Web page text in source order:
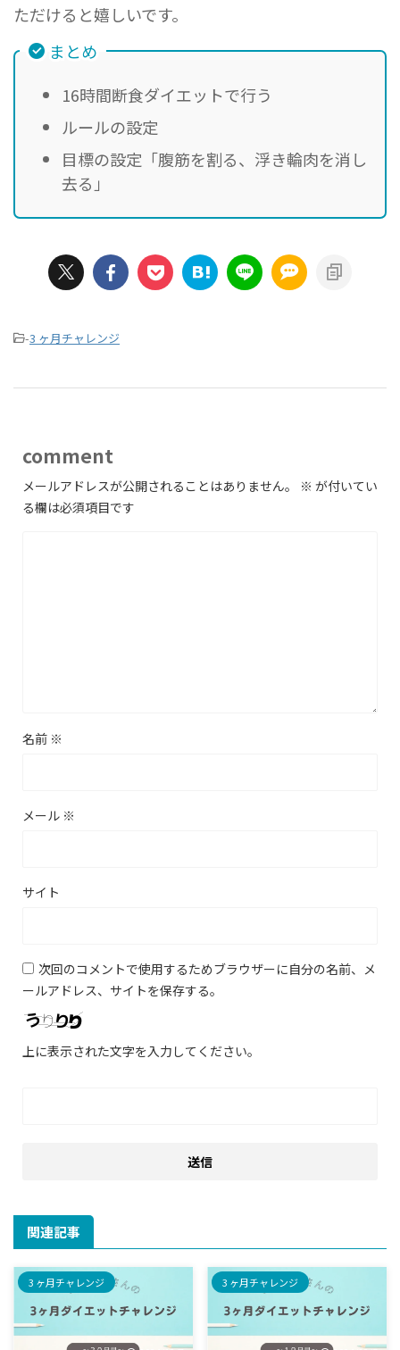
ただけると嬉しいです。
まとめ
16時間断食ダイエットで行う
ルールの設定
目標の設定「腹筋を割る、浮き輪肉を消し
去る」
-3 ヶ月チャレンジ
comment
メールアドレスが公開されることはありません。 ※ が付いてい
る欄は必須項目です
名前 ※
メール ※
サイト
次回のコメントで使用するためブラウザーに自分の名前、メ
ールアドレス、サイトを保存する。
上に表示された文字を入力してください。
関連記事
3 ヶ月チャレンジ 3 ヶ月チャレンジ